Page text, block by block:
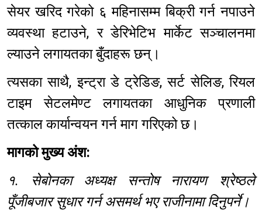
सेयर खरिद गरेको ६ महिनासम्म बिक्री गर्न नपाउने
व्यवस्था हटाउने, र डेरिभेटिभ मार्केट सञ्चालनमा
ल्याउने लगायतका बुँदाहरू छन्।
त्यसका साथै, इन्ट्रा डे ट्रेडिङ, सर्ट सेलिङ, रियल
टाइम सेटलमेण्ट लगायतका आधुनिक प्रणाली
तत्काल कार्यान्वयन गर्न माग गरिएको छ।
मागको मुख्य अंश:
१. सेबोनका अध्यक्ष सन्तोष नारायण श्रेष्ठले
पूँजीबजार सुधार गर्न असमर्थ भए राजीनामा दिनुपर्ने।